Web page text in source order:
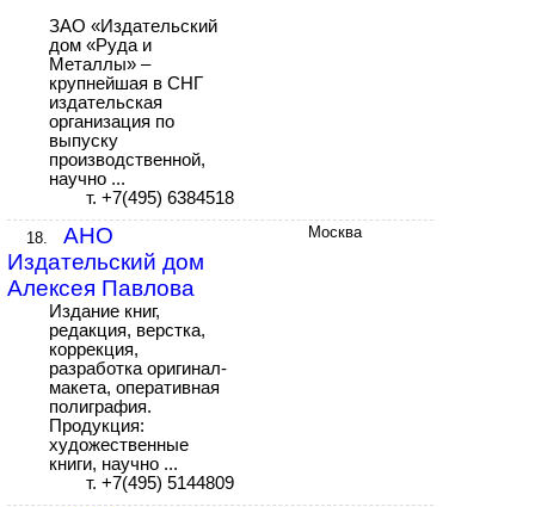
ЗАО «Издательский
дом «Руда и
Металлы» –
крупнейшая в СНГ
издательская
организация по
выпуску
производственной,
научно ...
т. +7(495) 6384518
18.
АНО
Издательский дом
Алексея Павлова
Издание книг,
редакция, верстка,
коррекция,
разработка оригинал-
макета, оперативная
полиграфия.
Продукция:
художественные
книги, научно ...
т. +7(495) 5144809
Москва